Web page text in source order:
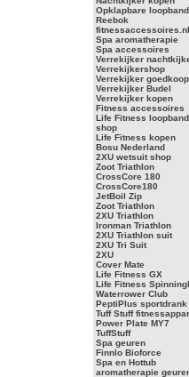
Opklapbare
Reebok
fitnessaccessoires.nl
Spa aromatherapie
Spa accessoires
Verrekijker
Verrekijkershop
Verrekijker goedkoop
Verrekijker Budel
Verrekijker kopen
Fitness accessoires
Life Fitness
shop
Life Fitness kopen
Bosu Nederland
2XU wetsuit shop
Zoot Triathlon
CrossCore 180
CrossCore180
JetBoil Zip
Zoot Triathlon
2XU Triathlon
Ironman Triathlon
2XU Triathlon suit
2XU Tri Suit
2XU
Cover Mate
Life Fitness GX
Life Fitness
Waterrower Club
PeptiPlus sportdrank
Tuff Stuff
Power Plate MY7
TuffStuff
Spa geuren
Finnlo Bioforce
Spa en Hottub
aromatherapie